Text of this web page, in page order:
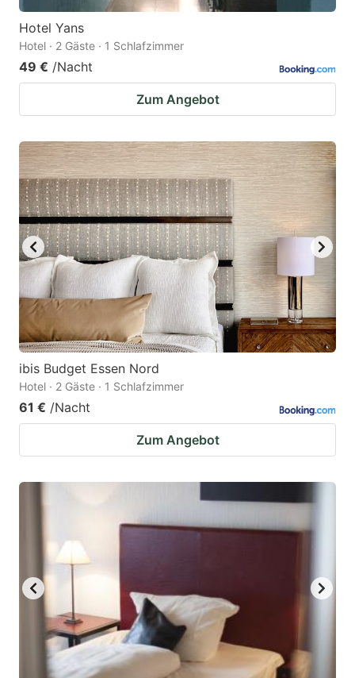
Hotel Yans
Hotel · 2 Gäste · 1 Schlafzimmer
49 € /Nacht
Zum Angebot
ibis Budget Essen Nord
Hotel · 2 Gäste · 1 Schlafzimmer
61 € /Nacht
Zum Angebot